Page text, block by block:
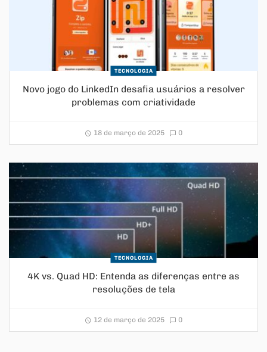
TECNOLOGIA
Novo jogo do LinkedIn desafia usuários a resolver
problemas com criatividade
18 de março de 2025 0
TECNOLOGIA
4K vs. Quad HD: Entenda as diferenças entre as
resoluções de tela
12 de março de 2025 0